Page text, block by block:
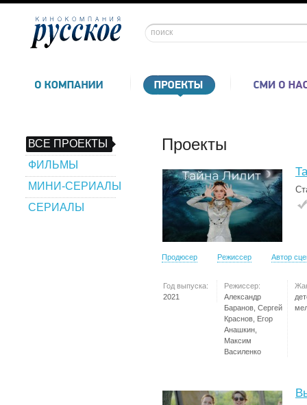
ВСЕ ПРОЕКТЫ
ФИЛЬМЫ
МИНИ-СЕРИАЛЫ
СЕРИАЛЫ
Проекты
Продюсер Режиссер Автор
Год выпуска:
2021
Режиссер:
Александр
Баранов, Сергей
Краснов, Егор
Анашкин,
Максим
Василенко